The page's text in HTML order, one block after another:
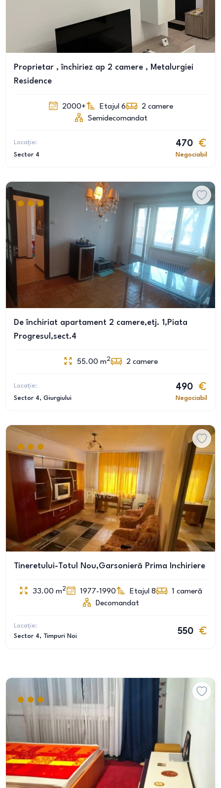
Proprietar , închiriez ap 2 camere , Metalurgiei
Residence
2000+ Etajul 6 2 camere
Semidecomandat
Locație:
Sector 4
470
Negociabil
De închiriat apartament 2 camere,etj. 1,Piata
Progresul,sect.4
55.00 m2 2 camere
Locație:
Sector 4, Giurgiului
490
Negociabil
Tineretului-Totul Nou,Garsonieră Prima Inchiriere
33.00 m2 1977-1990 Etajul 8 1 cameră
Decomandat
Locație:
Sector 4, Timpuri Noi
550